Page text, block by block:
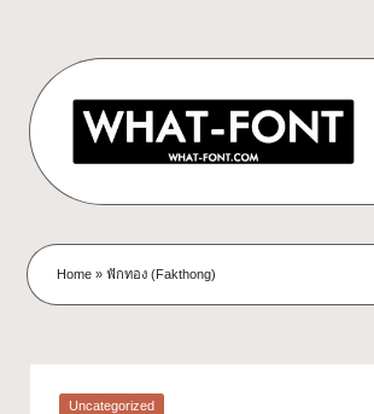
Home »ฟักทอง (Fakthong)
Uncategorized